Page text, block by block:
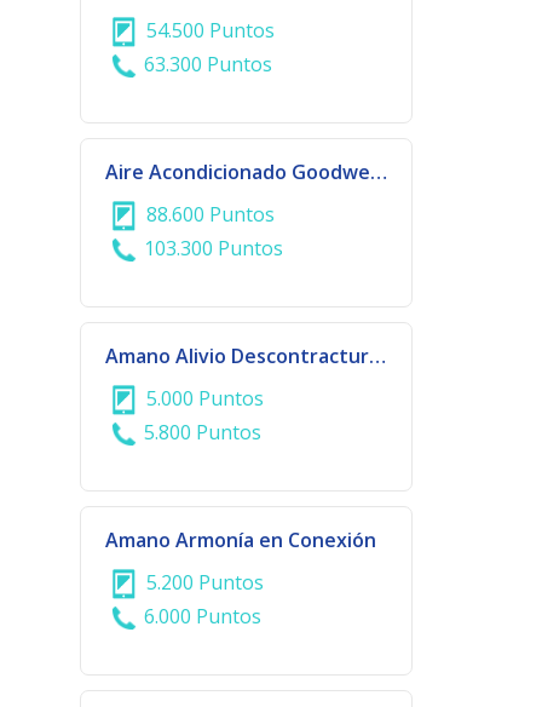
54.500 Puntos
63.300 Puntos
Aire Acondicionado Goodweather Split 18.000 BTU
88.600 Puntos
103.300 Puntos
Amano Alivio Descontracturante
5.000 Puntos
5.800 Puntos
Amano Armonía en Conexión
5.200 Puntos
6.000 Puntos